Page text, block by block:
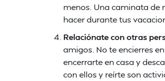
menos. Una caminata de
hacer durante tus
Relaciónate con otras
amigos. No te encierres
encerrarte en casa y
con ellos y reírte son